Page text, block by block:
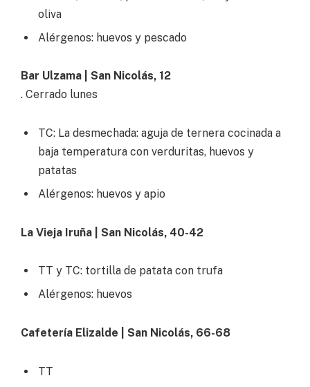
oliva
Alérgenos: huevos y pescado
Bar Ulzama | San Nicolás, 12
. Cerrado lunes
TC: La desmechada: aguja de ternera cocinada a
baja temperatura con verduritas, huevos y
patatas
Alérgenos: huevos y apio
La Vieja Iruña | San Nicolás, 40-42
TT y TC: tortilla de patata con trufa
Alérgenos: huevos
Cafetería Elizalde | San Nicolás, 66-68
TT